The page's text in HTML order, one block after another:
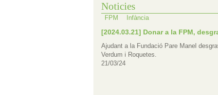
Noticies
FPM Infància
[2024.03.21] Donar a la FPM,
Ajudant a la Fundació Pare Manel
Verdum i Roquetes.
21/03/24